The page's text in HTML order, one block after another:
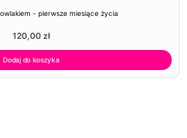
- pierwsze miesiące życia
120,00 zł
Dodaj do koszyka